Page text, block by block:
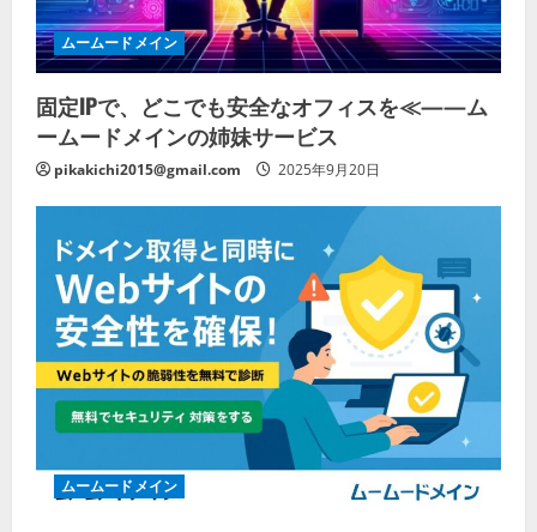
ムームードメイン
固定IPで、どこでも安全なオフィスを≪——ム
ームードメインの姉妹サービス
pikakichi2015@gmail.com 2025年9月20日
ムームードメイン